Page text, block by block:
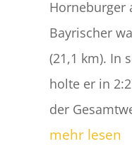
Horneburger
Bayrischer
(21,1 km). In
holte er in
der
mehr lesen